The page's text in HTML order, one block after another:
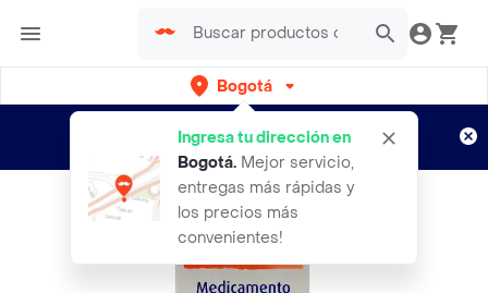
Bogotá
Ingresa tu dirección en
Bogotá. Mejor servicio,
entregas más rápidas y
los precios más
convenientes!
envíos gratis por semanas
Aplican TyC